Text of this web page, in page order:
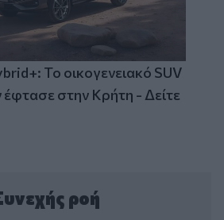
Το οικογενειακό SUV
στην Κρήτη - Δείτε
ροή